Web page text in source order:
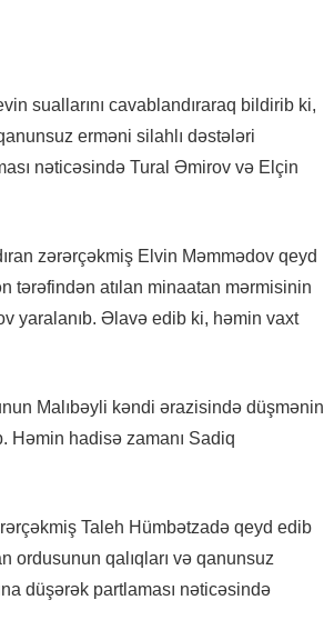
suallarını cavablandıraraq bildirib ki,
erməni silahlı dəstələri
nəticəsində Tural Əmirov və Elçin
zərərçəkmiş Elvin Məmmədov qeyd
tərəfindən atılan minaatan mərmisinin
yaralanıb. Əlavə edib ki, həmin vaxt
Malıbəyli kəndi ərazisində düşmənin
Həmin hadisə zamanı Sadiq
Taleh Hümbətzadə qeyd edib
ordusunun qalıqları və qanunsuz
düşərək partlaması nəticəsində